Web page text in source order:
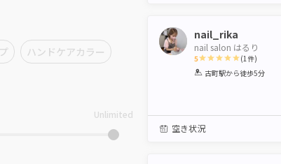
ハンドケアカラー
Unlimited
nail_rika
nail salon はるり
5
1 2 3 4 5
(1 件)
古町駅から徒歩5分
空き状況